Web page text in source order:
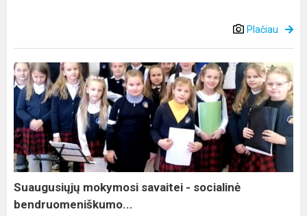
Plačiau
Suaugusiųjų
mokymosi
savaitei
-
socialinė
bendruomeniškumo...
Suaugusiųjų mokymosi savaitei - socialinė
bendruomeniškumo...